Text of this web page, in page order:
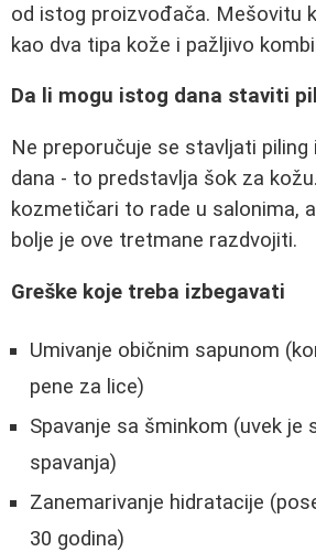
od istog proizvođača. Mešovitu
kao dva tipa kože i pažljivo
Da li mogu istog dana staviti
Ne preporučuje se stavljati
dana - to predstavlja šok za
kozmetičari to rade u salonima,
bolje je ove tretmane razdvojiti.
Greške koje treba izbegavati
Umivanje običnim sapunom
pene za lice)
Spavanje sa šminkom (uvek je
spavanja)
Zanemarivanje hidratacije
30 godina)